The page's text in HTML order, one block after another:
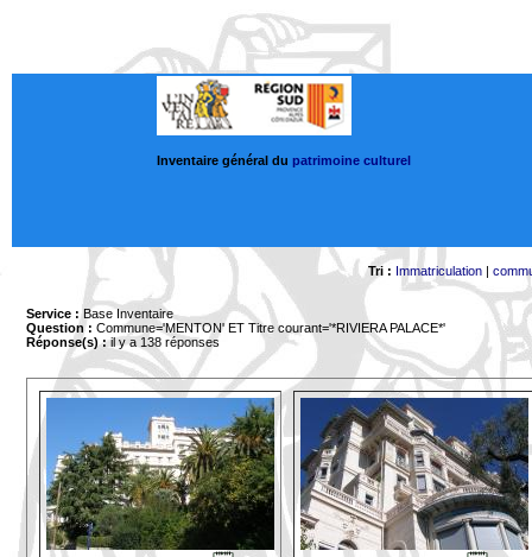
Inventaire général du patrimoine culturel
Tri : Immatriculation|
Service : Base Inventaire
Question : Commune='MENTON' ET Titre courant='*RIVIERA PALACE*'
Réponse(s) :il y a 138 réponses